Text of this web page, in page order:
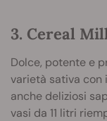
3. Cereal
Dolce, potente e
varietà sativa con
anche deliziosi
vasi da 11 litri